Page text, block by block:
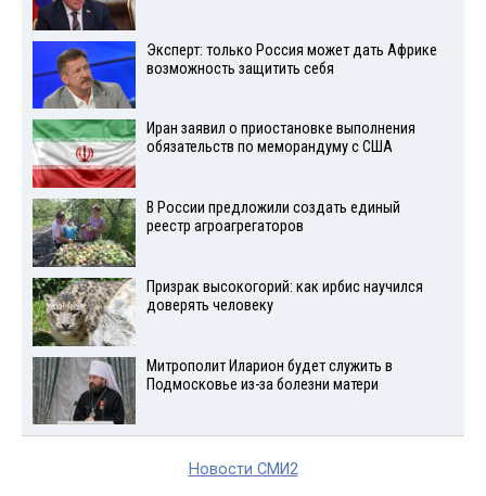
Эксперт: только Россия может дать Африке
возможность защитить себя
Иран заявил о приостановке выполнения
обязательств по меморандуму с США
В России предложили создать единый
реестр агроагрегаторов
Призрак высокогорий: как ирбис научился
доверять человеку
Митрополит Иларион будет служить в
Подмосковье из-за болезни матери
Новости СМИ2